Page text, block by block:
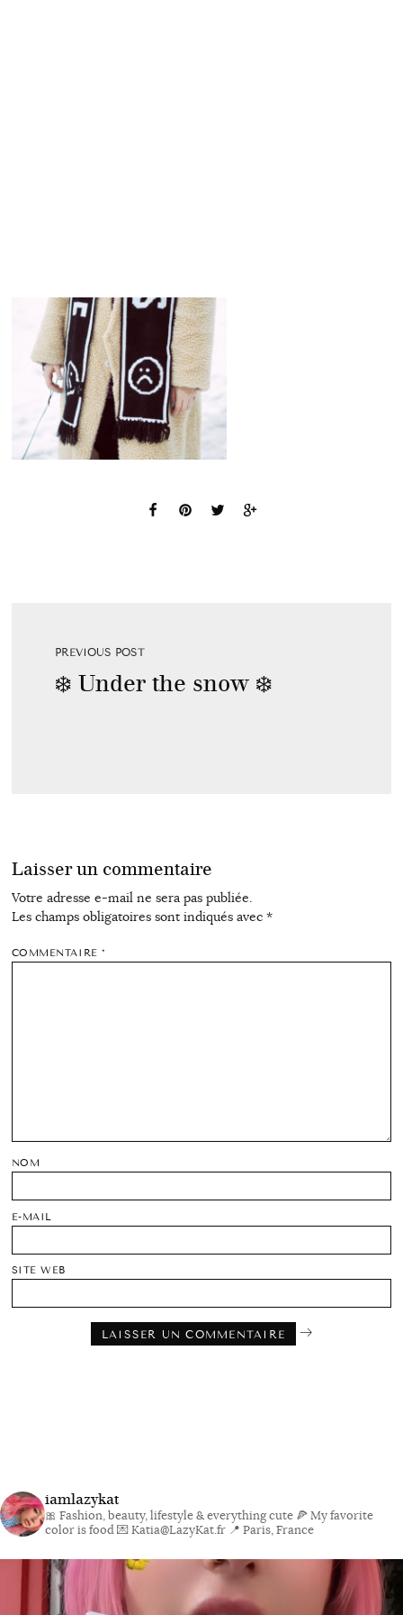
PREVIOUS POST
❄️ Under the snow ❄️
Laisser un commentaire
Votre adresse e-mail ne sera pas publiée.
Les champs obligatoires sont indiqués avec *
COMMENTAIRE*
NOM
E-MAIL
SITE WEB
iamlazykat
🎀 Fashion, beauty, lifestyle & everything cute 🍕 My favorite
color is food💌 Katia@LazyKat.fr 📍 Paris, France